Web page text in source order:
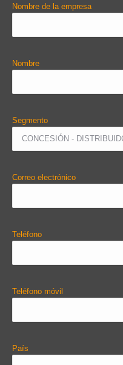
Nombre de la empresa
Nombre
Segmento
Correo electrónico
Teléfono
Teléfono móvil
País